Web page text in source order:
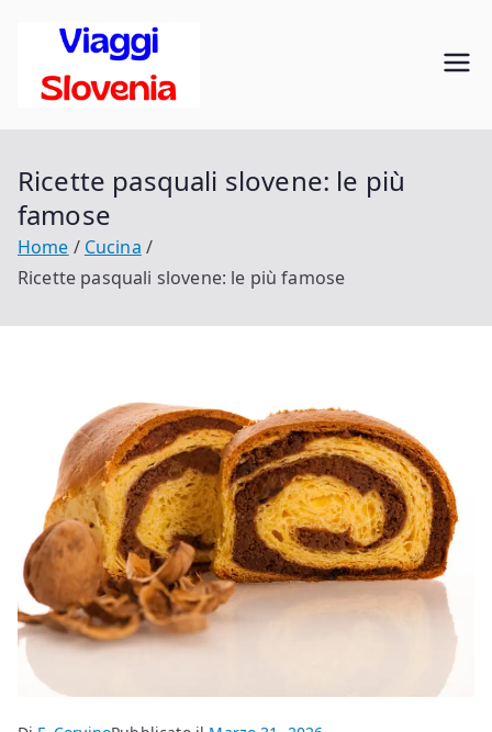
contenuto
Ricette pasquali slovene: le più
famose
Home
Cucina
Ricette pasquali slovene: le più famose